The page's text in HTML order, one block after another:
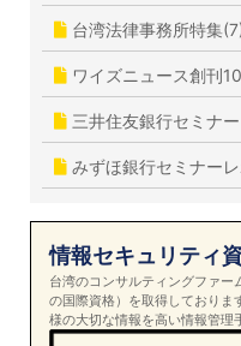
台湾法律事務所特集
ワイズニュース創刊
三井住友銀行セミナ
みずほ銀行セミナー
情報セキュリティ
台湾のコンサルティングファ
の国際資格）を取得しておりま
様の大切な情報を高い情報管理